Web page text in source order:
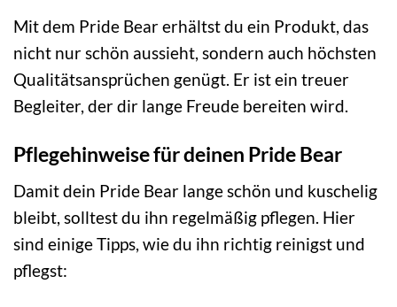
Mit dem Pride Bear erhältst du ein Produkt, das
nicht nur schön aussieht, sondern auch höchsten
Qualitätsansprüchen genügt. Er ist ein treuer
Begleiter, der dir lange Freude bereiten wird.
Pflegehinweise für deinen Pride Bear
Damit dein Pride Bear lange schön und kuschelig
bleibt, solltest du ihn regelmäßig pflegen. Hier
sind einige Tipps, wie du ihn richtig reinigst und
pflegst: